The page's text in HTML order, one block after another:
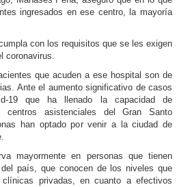
ingresados en ese centro, la mayoría
con los requisitos que se les exigen
coronavirus.
que acuden a ese hospital son de
Ante el aumento significativo de casos
19 que ha llenado la capacidad de
centros asistenciales del Gran Santo
han optado por venir a la ciudad de
mayormente en personas que tienen
país, que conocen de los niveles que
clínicas privadas, en cuanto a efectivos